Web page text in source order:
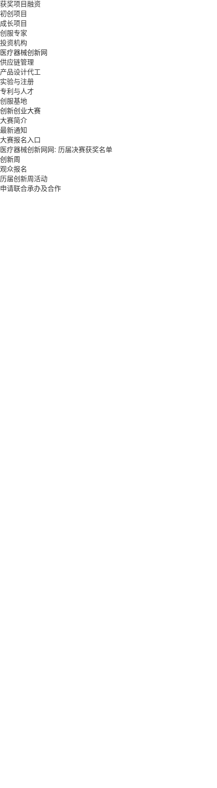
获奖项目融资
初创项目
成长项目
创服专家
投资机构
医疗器械创新网
供应链管理
产品设计代工
实验与注册
专利与人才
创服基地
创新创业大赛
大赛简介
最新通知
大赛报名入口
医疗器械创新网网: 历届决赛获奖名单
创新周
观众报名
历届创新周活动
申请联合承办及合作